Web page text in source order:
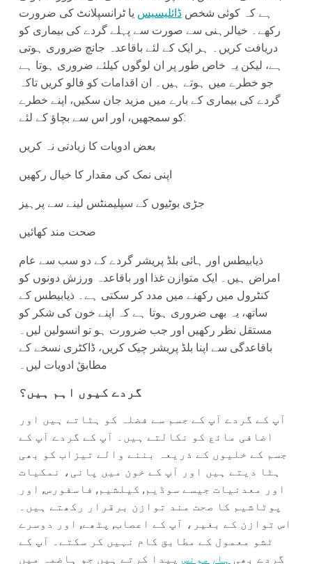
ہے کہ کوئی شخصڈائلیسیس یا ٹرانسپلانٹ کی ضرورت
رکھے۔ خیالرہنی سے صورت سے پہلے گردے کی بیماری کو
دریافت کریں۔ ہر ایک کے لئے باقاعدہ جانچ ضروری ہوتی
ہے، لیکن یہ خاص طور پر ان لوگوں کیلئے ضروری ہوتا ہے
جو خطرے میں ہوتے ہیں۔ ان اقدامات کو فالو کریں تاکہ
گردے کی بیماری کے بارے میں مزید جان سکیں، اپنے خطرے
کو سمجھیں، اور اس سے بچاؤ کے لئے:
بعض ادویات کا زیادتی نہ کریں
اپنی نمک کی مقدار کا خیال رکھیں
جڑی بوٹیوں کے سپلیمنٹس لینے سے پرہیز
صحت مند کھائیں
ذیابیطس اور ہائی بلڈ پریشر گردے کے دو سب سے عام
امراض ہیں۔ ایک متوازن غذا اور باقاعدہ ورزش دونوں کو
کنٹرول میں رکھنے میں مدد کر سکتی ہے۔ ذیابیطس کے
ساتھ، یہ بھی ضروری ہوتا ہے کہ اپنے خون کی شکر کو
مستقل نظر رکھیں اور جب ضرورت ہو تو انسولین لیں۔
باقاعدگی سے اپنا بلڈ پریشر چیک کریں، ڈاکٹری نسخے کے
مطابقٔ ادویات لیں۔
گردے کیوں اہم ہیں؟
آپ کے گردے آپ کے جسم سے فضلہ کو ہٹاتے ہیں اور
اضافی مائع کو نکالتے ہیں۔ آپ کے گردے آپ کے
جسم کے خلیوں کے ذریعہ بننے والے تیزاب کو بھی
ہٹا دیتے ہیں اور آپ کے خون میں پانی، نمکیات
اور معدنیات جیسے سوڈیم, کیلشیم, فاسفورس, اور
پوٹاشیم کا صحت مند توازن برقرار رکھتے ہیں۔
اس توازن کے بغیر، آپ کے اعصاب, پٹھے, اور دوسرے
ٹشو معمول کے مطابق کام نہیں کر سکتے۔ آپ کے
گردے بھی ہارمونس پیدا کرتے ہیں جو ہاضمہ میں